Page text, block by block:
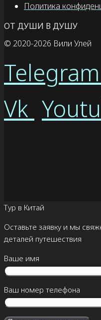
Политика
ОТ ДУШИ В ДУШУ
© 2020-2026 Вили Улей
Telegram
Vk
Тур в Китай
Оставьте заявку и мы
деталей путешествия
Ваше имя
Ваш номер телефона